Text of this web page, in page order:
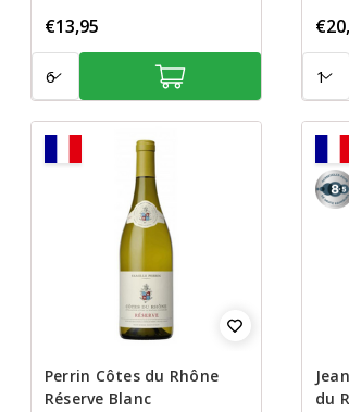
€13,95
Perrin Côtes du Rhône
Réserve Blanc
8,5
du